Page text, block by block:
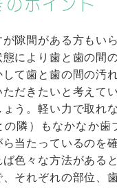
ポイント
隙間がある方もい
により歯と歯の間
て歯と歯の間の汚
だきたいと考えて
ょう。軽い力で取れ
の隣）もなかなか歯
当たっているのを
色々な方法がある
それぞれの部位、